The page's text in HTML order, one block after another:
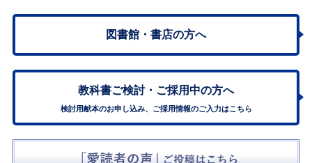
図書館・書店の方へ
教科書ご検討・ ご採用中の方へ
検討用献本のお申し込み、ご採用情報のご入力はこちら